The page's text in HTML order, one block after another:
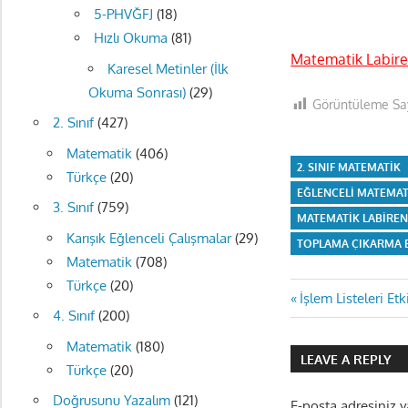
Matematik
Görüntüleme
2. SINIF MATEMATIK
EĞLENCELI
MATEMATIK
TOPLAMA ÇIKARMA
Yazı
Previous
Post:
İşlem Listeleri
LEAVE A REPLY
5-PHVĞFJ (18)
Hızlı Okuma (81)
Karesel Metinler (İlk
Okuma Sonrası)(29)
2. Sınıf(427)
Matematik(406)
Türkçe(20)
3. Sınıf(759)
Karışık Eğlenceli Çalışmalar(29)
Matematik(708)
Türkçe(20)
4. Sınıf(200)
Matematik(180)
Türkçe(20)
Doğrusunu Yazalım(121)